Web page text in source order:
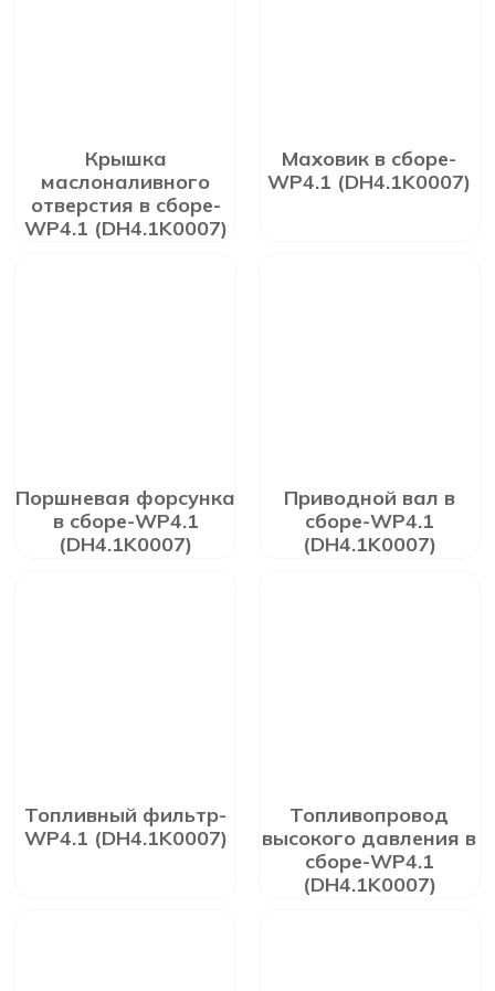
Крышка
маслоналивного
отверстия в сборе-
WP4.1 (DH4.1K0007)
Маховик в сборе-
WP4.1 (DH4.1K0007)
Поршневая форсунка
в сборе-WP4.1
(DH4.1K0007)
Приводной вал в
сборе-WP4.1
(DH4.1K0007)
Топливный фильтр-
WP4.1 (DH4.1K0007)
Топливопровод
высокого давления в
сборе-WP4.1
(DH4.1K0007)